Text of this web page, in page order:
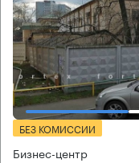
БЕЗ КОМИССИИ
Бизнес-центр